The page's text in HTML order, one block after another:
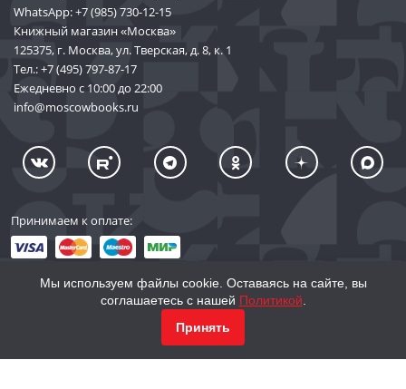
WhatsApp:+7 (985) 730-12-15
Книжный магазин «Москва»
125375, г. Москва, ул. Тверская, д. 8, к. 1
Тел.:+7 (495) 797-87-17
Ежедневно с 10:00 до 22:00
info@moscowbooks.ru
Принимаем к оплате:
© 2002–2026 «Торговый Дом Книги «МОСКВА»
Мы используем файлы cookie. Оставаясь на сайте, вы
соглашаетесь с нашей Политикой
Принять